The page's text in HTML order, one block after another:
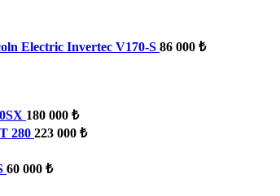
Electric Invertec V170-S 86 000 ₺
180 000 ₺
280 223 000 ₺
60 000 ₺